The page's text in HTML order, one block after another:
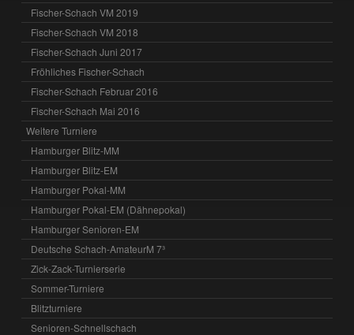
Fischer-Schach VM 2019
Fischer-Schach VM 2018
Fischer-Schach Juni 2017
Fröhliches Fischer-Schach
Fischer-Schach Februar 2016
Fischer-Schach Mai 2016
Weitere Turniere
Hamburger Blitz-MM
Hamburger Blitz-EM
Hamburger Pokal-MM
Hamburger Pokal-EM (Dähnepokal)
Hamburger Senioren-EM
Deutsche Schach-AmateurM 7³
Zick-Zack-Turnierserie
Sommer-Turniere
Blitzturniere
Senioren-Schnellschach